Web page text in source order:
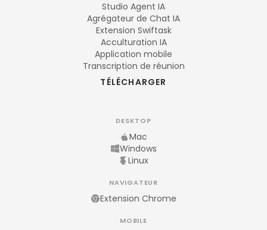
Studio Agent IA
Agrégateur de Chat IA
Extension Swiftask
Acculturation IA
Application mobile
Transcription de réunion
TÉLÉCHARGER
DESKTOP
Mac
Windows
Linux
NAVIGATEUR
Extension Chrome
MOBILE